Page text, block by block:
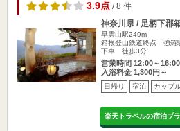
3.9点 / 8 件
神奈川県 / 足柄下郡
早雲山駅249m
箱根登山鉄道終点 強羅
下車 徒歩3分
営業時間 12:00～16:00
入浴料金 1,300円～
日帰り 宿泊 カップ
楽天トラベルの宿泊プ